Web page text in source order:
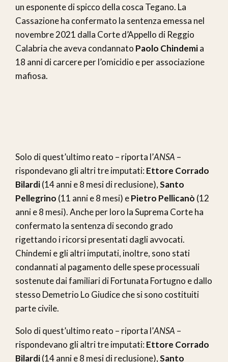
un esponente di spicco della cosca Tegano. La
Cassazione ha confermato la sentenza emessa nel
novembre 2021 dalla Corte d’Appello di Reggio
Calabria che aveva condannato Paolo Chindemia
18 anni di carcere per l’omicidio e per associazione
mafiosa.
Solo di quest’ultimo reato – riporta l’ANSA –
rispondevano gli altri tre imputati: Ettore Corrado
Bilardi(14 anni e 8 mesi di reclusione),Santo
Pellegrino (11 anni e 8 mesi) ePietro Pellicanò (12
anni e 8 mesi). Anche per loro la Suprema Corte ha
confermato la sentenza di secondo grado
rigettando i ricorsi presentati dagli avvocati.
Chindemi e gli altri imputati, inoltre, sono stati
condannati al pagamento delle spese processuali
sostenute dai familiari di Fortunata Fortugno e dallo
stesso Demetrio Lo Giudice che si sono costituiti
parte civile.
Solo di quest’ultimo reato – riporta l’ANSA –
rispondevano gli altri tre imputati: Ettore Corrado
Bilardi(14 anni e 8 mesi di reclusione),Santo